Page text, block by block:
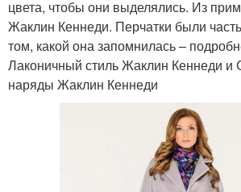
цвета, чтобы они выделялись. Из
Жаклин Кеннеди. Перчатки были
том, какой она запомнилась –
Лаконичный стиль Жаклин Кеннеди
наряды Жаклин Кеннеди